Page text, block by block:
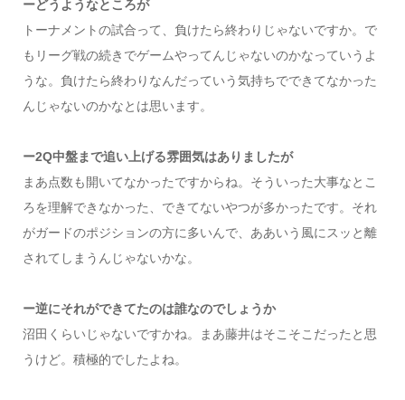
ーどうようなところが
トーナメントの試合って、負けたら終わりじゃないですか。で
もリーグ戦の続きでゲームやってんじゃないのかなっていうよ
うな。負けたら終わりなんだっていう気持ちでできてなかった
んじゃないのかなとは思います。
ー2Q中盤まで追い上げる雰囲気はありましたが
まあ点数も開いてなかったですからね。そういった大事なとこ
ろを理解できなかった、できてないやつが多かったです。それ
がガードのポジションの方に多いんで、ああいう風にスッと離
されてしまうんじゃないかな。
ー逆にそれができてたのは誰なのでしょうか
沼田くらいじゃないですかね。まあ藤井はそこそこだったと思
うけど。積極的でしたよね。